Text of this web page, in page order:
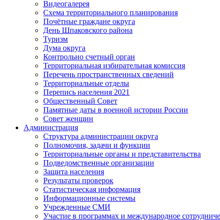
Видеогалерея
Схема территориального планирования
Почётные граждане округа
День Шпаковского района
Туризм
Дума округа
Контрольно счетный орган
Территориальная избирательная комиссия
Перечень пространственных сведений
Территориальные отделы
Перепись населения 2021
Общественный Совет
Памятные даты в военной истории России
Совет женщин
Администрация
Структура администрации округа
Полномочия, задачи и функции
Территориальные органы и представительства
Подведомственные организации
Защита населения
Результаты проверок
Статистическая информация
Информационные системы
Учрежденные СМИ
Участие в программах и международное